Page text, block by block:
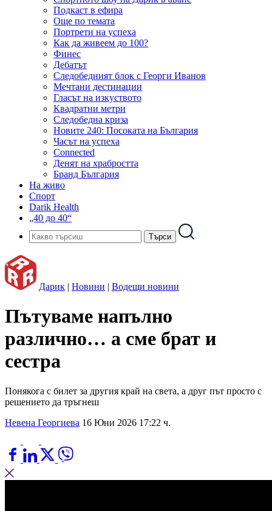
Подкаст в ефира
Още по темата
Портрети на успеха
Как да живеем до 100?
Финес
Дебатът
Следобедният блок с Георги Иванов
Мечтани дестинации
Гласът на изкуството
Квадратни метри
Следобедна криза
Новите 240: Посоката на България
Часът на успеха
Connected
Денят на храбростта
Бранд България
На живо
Спорт
Darik Health
„40 до 40“
Дарик | Новини | Водещи новини
Пътуваме напълно
различно… а сме брат и
сестра
Понякога с билет за другия край на света, а друг път просто с
решението да тръгнеш
Невена Георгиева 16 Юни 2026 17:22 ч.